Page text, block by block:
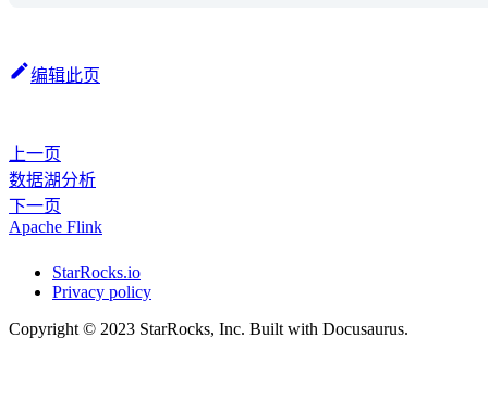
编辑此页
上一页
数据湖分析
下一页
Apache Flink
StarRocks.io
Privacy policy
Copyright © 2023 StarRocks, Inc. Built with Docusaurus.